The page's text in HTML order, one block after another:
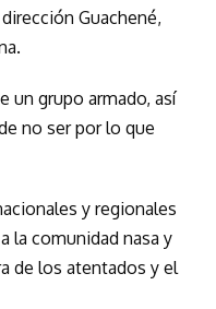
Guachené,
un grupo armado, así
no ser por lo que
y regionales
la comunidad nasa y
de los atentados y el